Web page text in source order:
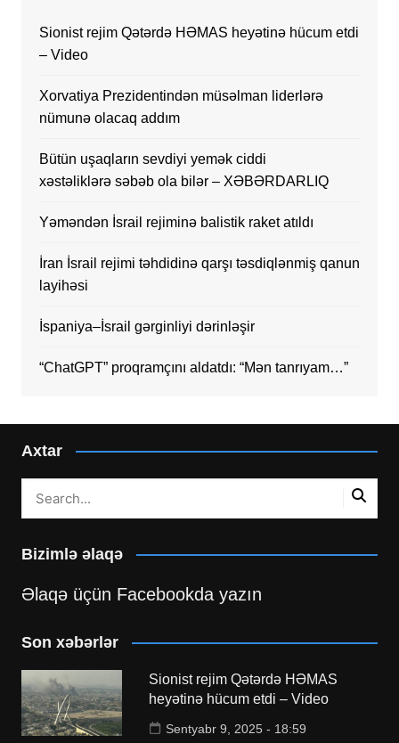
Sionist rejim Qətərdə HƏMAS heyətinə hücum etdi
– Video
Xorvatiya Prezidentindən müsəlman liderlərə
nümunə olacaq addım
Bütün uşaqların sevdiyi yemək ciddi
xəstəliklərə səbəb ola bilər – XƏBƏRDARLIQ
Yəməndən İsrail rejiminə balistik raket atıldı
İran İsrail rejimi təhdidinə qarşı təsdiqlənmiş qanun
layihəsi
İspaniya–İsrail gərginliyi dərinləşir
“ChatGPT” proqramçını aldatdı: “Mən tanrıyam…”
Axtar
Bizimlə əlaqə
Əlaqə üçün Facebookda yazın
Son xəbərlər
Sionist rejim Qətərdə HƏMAS
heyətinə hücum etdi – Video
Sentyabr 9, 2025 - 18:59